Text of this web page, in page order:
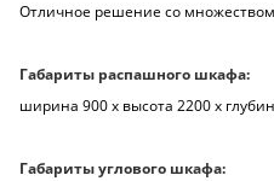
Отличное решение со
Габариты распашного шкафа:
ширина 900 х высота 2200 х
Габариты углового шкафа: